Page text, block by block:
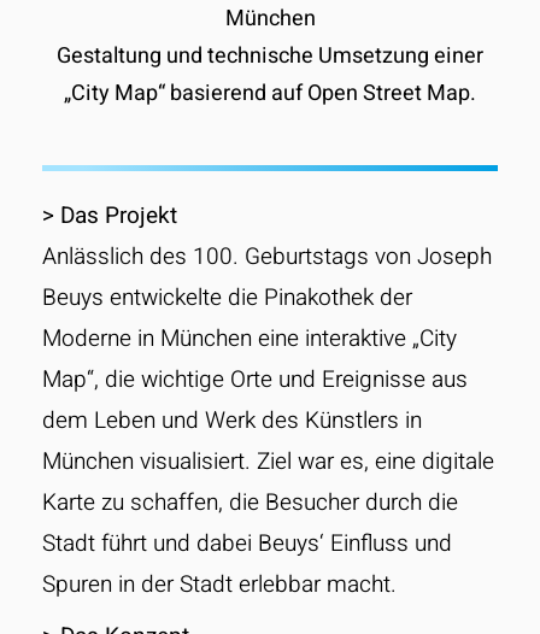
München
Gestaltung und technische Umsetzung einer
„City Map“ basierend auf Open Street Map.
> Das Projekt
Anlässlich des 100. Geburtstags von Joseph
Beuys entwickelte die Pinakothek der
Moderne in München eine interaktive „City
Map“, die wichtige Orte und Ereignisse aus
dem Leben und Werk des Künstlers in
München visualisiert. Ziel war es, eine digitale
Karte zu schaffen, die Besucher durch die
Stadt führt und dabei Beuys‘ Einfluss und
Spuren in der Stadt erlebbar macht.